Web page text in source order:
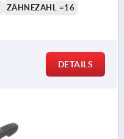
ZÄHNEZAHL =16
DETAILS